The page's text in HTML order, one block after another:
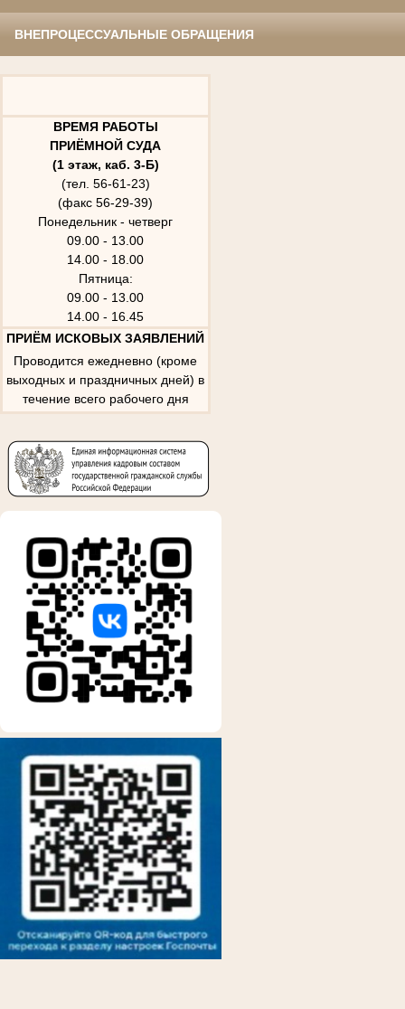
ВНЕПРОЦЕССУАЛЬНЫЕ ОБРАЩЕНИЯ
ВРЕМЯ РАБОТЫ
ПРИЁМНОЙ СУДА
(1 этаж, каб. 3-Б)
(тел. 56-61-23)
(факс 56-29-39)
Понедельник - четверг
09.00 - 13.00
14.00 - 18.00
Пятница:
09.00 - 13.00
14.00 - 16.45
ПРИЁМ ИСКОВЫХ ЗАЯВЛЕНИЙ
Проводится ежедневно (кроме
выходных и праздничных дней) в
течение всего рабочего дня